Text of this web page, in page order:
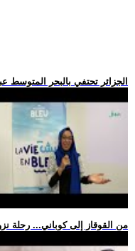
.. الجزائر تحتفي بالبحر المتوسط
.. من القوقاز إلى كوباني... رحلة